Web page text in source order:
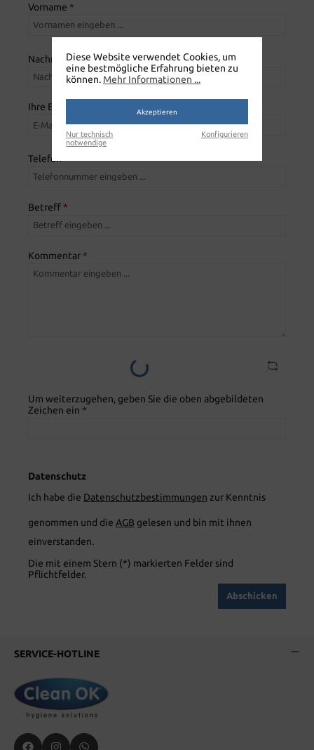
Vorname *
Nachname*
Ihre E-Mail-Adresse
Telefon*
Betreff*
Kommentar*
Loading...
Um weiterzugehen, geben Sie die oben abgebildeten
Zeichen ein *
Datenschutz
Ich habe die Datenschutzbestimmungen zur Kenntnis
genommen und die AGB gelesen und bin mit ihnen
einverstanden.
Die mit einem Stern (*) markierten Felder sind
Pflichtfelder.
Abschicken
SERVICE-HOTLINE
Diese Website verwendet Cookies, um
eine bestmögliche Erfahrung bieten zu
können. Mehr Informationen ...
Akzeptieren
Nur technisch
notwendige
Konfigurieren